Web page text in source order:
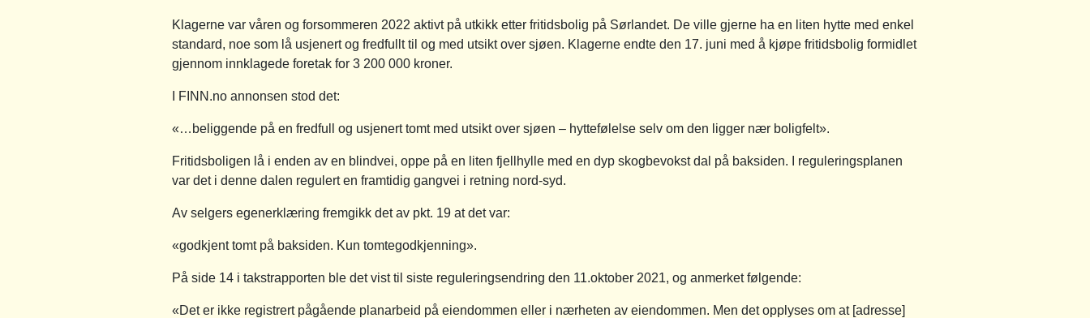
Klagerne var våren og forsommeren 2022 aktivt på utkikk etter fritidsbolig på Sørlandet. De ville gjerne ha en liten hytte med enkel
standard, noe som lå usjenert og fredfullt til og med utsikt over sjøen. Klagerne endte den 17. juni med å kjøpe fritidsbolig formidlet
gjennom innklagede foretak for 3 200 000 kroner.
I FINN.no annonsen stod det:
«…beliggende på en fredfull og usjenert tomt med utsikt over sjøen – hyttefølelse selv om den ligger nær boligfelt».
Fritidsboligen lå i enden av en blindvei, oppe på en liten fjellhylle med en dyp skogbevokst dal på baksiden. I reguleringsplanen
var det i denne dalen regulert en framtidig gangvei i retning nord-syd.
Av selgers egenerklæring fremgikk det av pkt. 19 at det var:
«godkjent tomt på baksiden. Kun tomtegodkjenning».
På side 14 i takstrapporten ble det vist til siste reguleringsendring den 11.oktober 2021, og anmerket følgende:
«Det er ikke registrert pågående planarbeid på eiendommen eller i nærheten av eiendommen. Men det opplyses om at [adresse]